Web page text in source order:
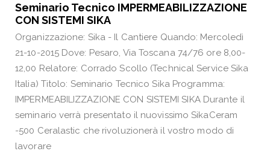
Seminario Tecnico IMPERMEABILIZZAZIONE
CON SISTEMI SIKA
Organizzazione: Sika - Il Cantiere Quando: Mercoledì
21-10-2015 Dove: Pesaro, Via Toscana 74/76 ore 8,00-
12,00 Relatore: Corrado Scollo (Technical Service Sika
Italia) Titolo: Seminario Tecnico Sika Programma:
IMPERMEABILIZZAZIONE CON SISTEMI SIKA Durante il
seminario verrà presentato il nuovissimo SikaCeram
-500 Ceralastic che rivoluzionerà il vostro modo di
lavorare